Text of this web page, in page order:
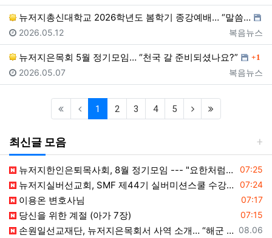
뉴저지총신대학교 2026학년도 봄학기 종강예배… “말씀…
등록자
복음뉴스
등록일
2026.05.12
뉴저지은목회 5월 정기모임… “천국 갈 준비되셨나요?” 댓글
1
등록자
복음뉴스
등록일
2026.05.07
1 (current)
2 3 4 5 (next)
최신글 모음
등록일
07:25
뉴저지한인은퇴목사회, 8월 정기모임 --- "요한처럼 예수님만 높이며 살자"
등록일
07:24
뉴저지실버선교회, SMF 제44기 실버미션스쿨 수강생 모집
등록일
07:17
이용온 변호사님
등록일
07:15
당신을 위한 계절 (아가 7장)
등록일
08.06
손원일선교재단, 뉴저지은목회서 사역 소개… “해군 함정마다 예배 공동체 세우는 일에 기도와 협력을”